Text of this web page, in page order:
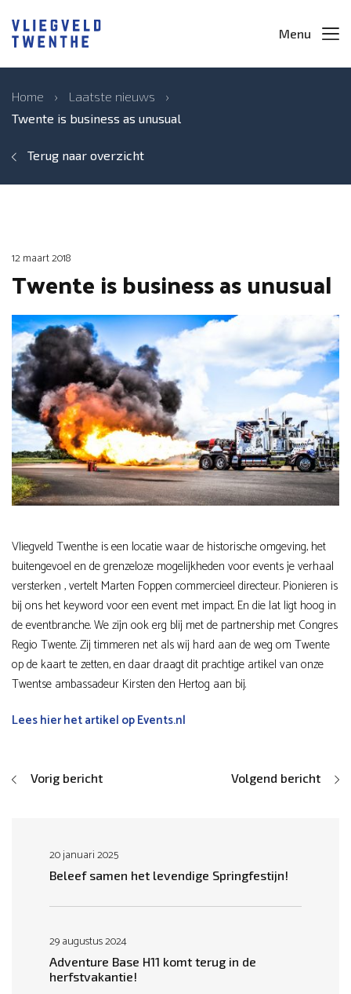
Menu
Home › Laatste nieuws
›
Twente is business as unusual
Terug naar overzicht
12 maart 2018
Twente is business as unusual
Vliegveld Twenthe is een locatie waar de historische omgeving, het
buitengevoel en de grenzeloze mogelijkheden voor events je verhaal
versterken , vertelt Marten Foppen commercieel directeur. Pionieren is
bij ons het keyword voor een event met impact. En die lat ligt hoog in
de eventbranche. We zijn ook erg blij met de partnership met Congres
Regio Twente. Zij timmeren net als wij hard aan de weg om Twente
op de kaart te zetten, en daar draagt dit prachtige artikel van onze
Twentse ambassadeur Kirsten den Hertog aan bij.
Lees hier het artikel op Events.nl
Volgend bericht
Vorig bericht
20 januari 2025
Beleef samen het levendige Springfestijn!
29 augustus 2024
Adventure Base H11 komt terug in de
herfstvakantie!